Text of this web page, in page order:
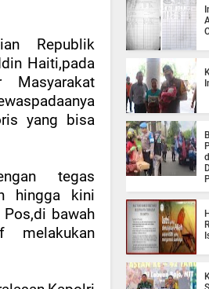
Republik
Haiti,pada
Masyarakat
yang bisa
tegas
hingga kini
bawah
melakukan